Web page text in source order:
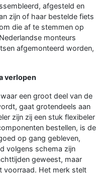
afgesteld en
zijn of haar bestelde fiets
die af te stemmen op
monteurs
afgemonteerd worden,
verlopen
een groot deel van de
gaat grotendeels aan
zijn zij een stuk flexibeler
bestellen, is de
op gang gebleven,
volgens schema zijn
geweest, maar
voorraad. Het merk stelt